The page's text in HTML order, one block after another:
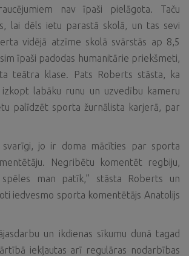
nav īpaši pielāgota. Taču
lai dēls ietu parastā skolā, un tas sevi
vidējā atzīme skolā svārstās ap 8,5
īpaši padodas humanitārie priekšmeti,
teātra klase. Pats Roberts stāsta, ka
labāku runu un uzvedību kameru
palīdzēt sporta žurnālista karjerā, par
jo ir doma mācīties par sporta
Negribētu komentēt regbiju,
man patīk,” stāsta Roberts un
iedvesmo sporta komentētājs Anatolijs
un ikdienas sīkumu dunā tagad
iekļautas arī regulāras nodarbības